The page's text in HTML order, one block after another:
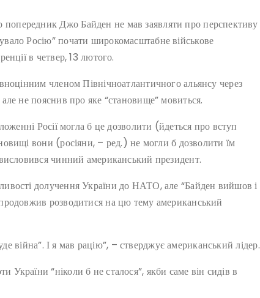
Джо Байден не мав заявляти про перспективу
Росію” почати широкомасштабне військове
в четвер, 13 лютого.
членом Північноатлантичного альянсу через
не пояснив про яке “становище” мовиться.
Росії могла б це дозволити (йдеться про вступ
вони (росіяни, – ред.) не могли б дозволити їм
чинний американський президент.
долучення України до НАТО, але “Байден вийшов і
розводитися на цю тему американський
війна”. І я мав рацію”, – стверджує американський лідер.
“ніколи б не сталося”, якби саме він сидів в